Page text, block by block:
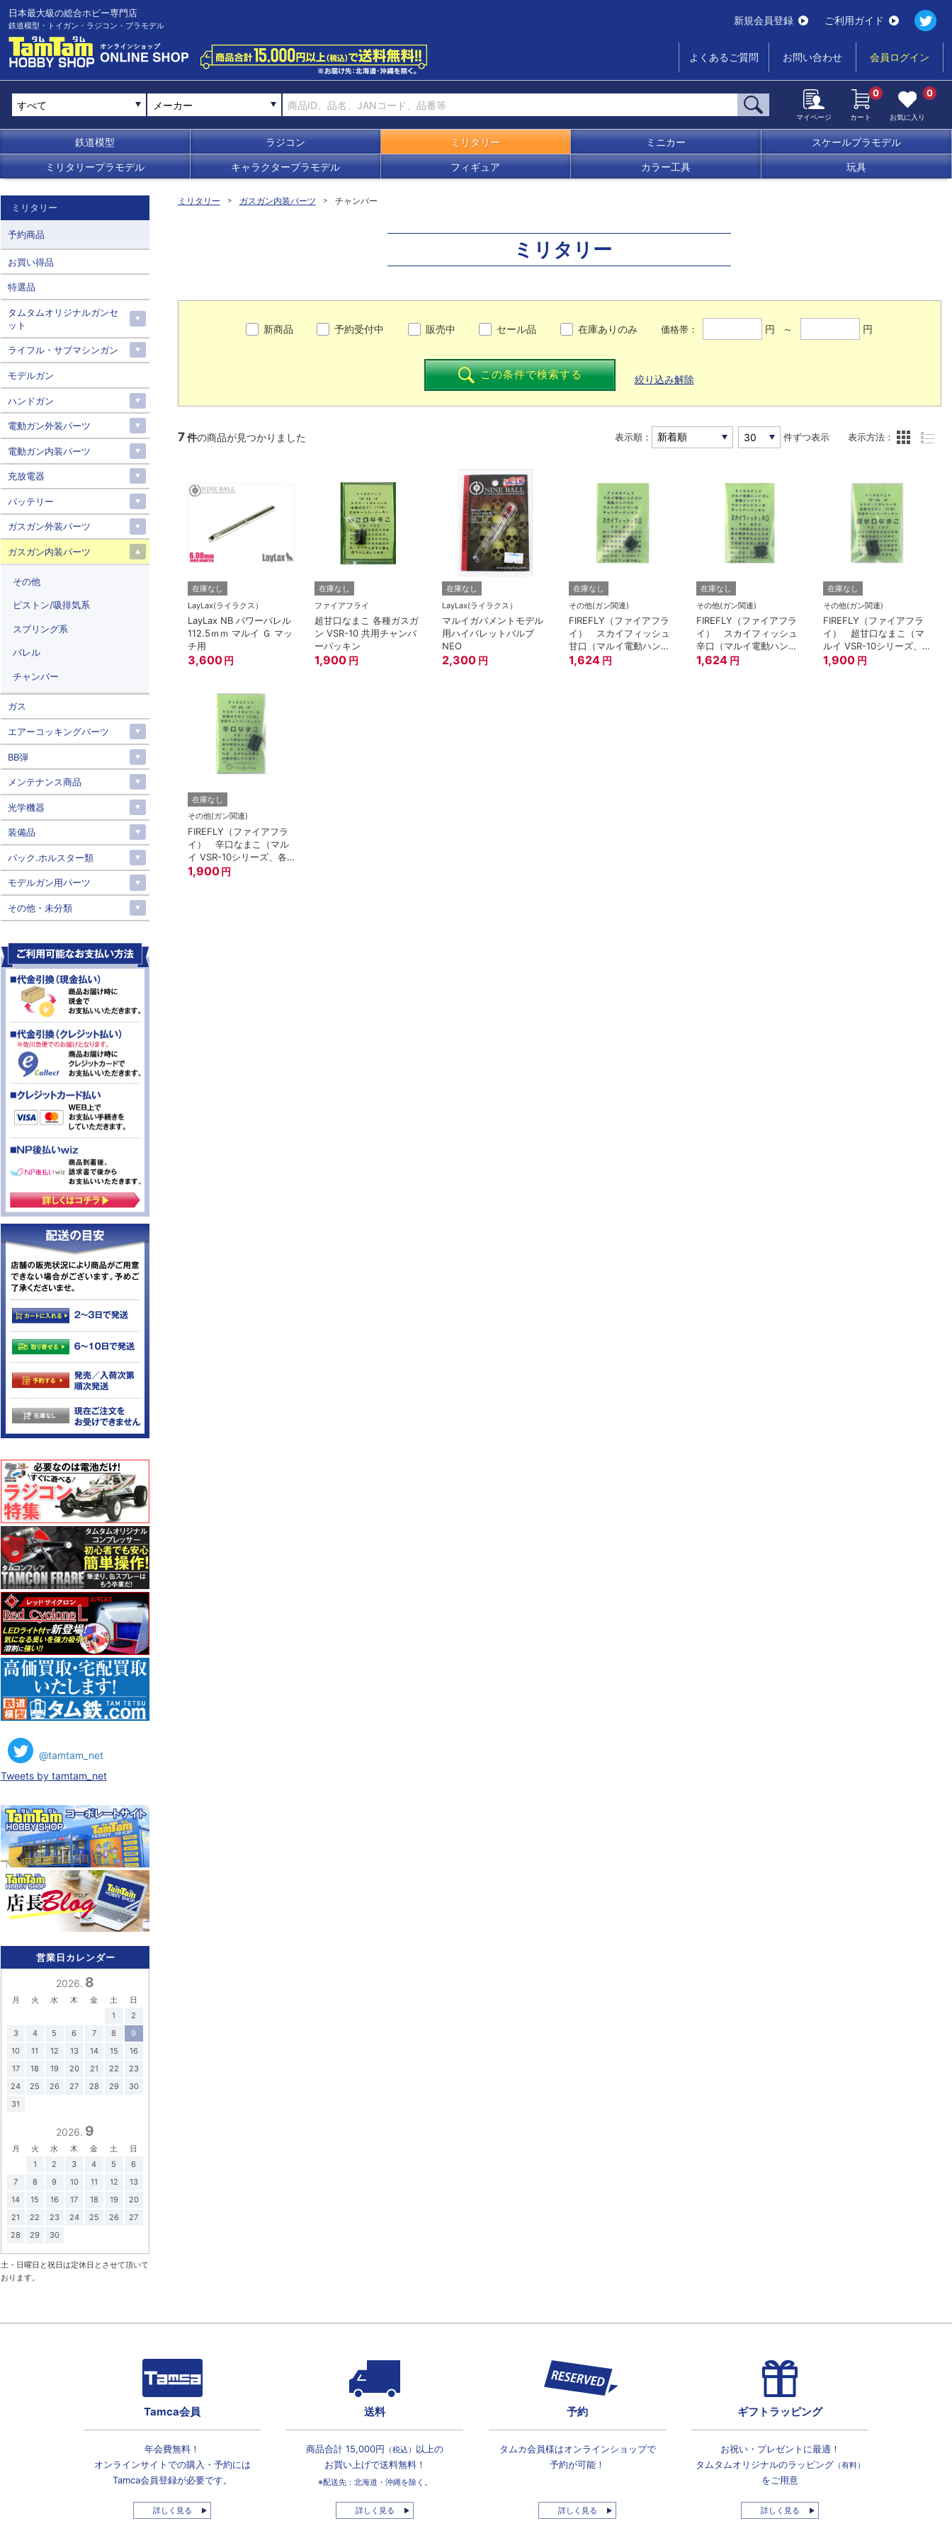
日本最大級の総合ホビー専門店
鉄道模型・トイガン・ラジコン・プラモデル 新規会員登録 ご利用ガイド
よくあるご質問 お問い合わせ 会員ログイン
メーカー
マイページ カート
0
お気に入り
0
鉄道模型 ラジコン ミリタリー ミニカー スケールプラモデル
ミリタリープラモデル キャラクタープラモデル フィギュア カラー工具 玩具
ミリタリー ガスガン内装パーツ チャンバー
ミリタリー
新商品 予約受付中 販売中 セール品 在庫ありのみ 価格帯： 円 ～ 円
この条件で検索する 絞り込み解除
7件の商品が見つかりました 表示順： 件ずつ表示 表示方法：
在庫なし
LayLax(ライラクス）
LayLax NB パワーバレル
112.5ｍｍ マルイ Ｇ マッ
チ用
3,600 円
在庫なし
ファイアフライ
超甘口なまこ 各種ガスガ
ン VSR-10 共用チャンバ
ーパッキン
1,900 円
在庫なし
LayLax(ライラクス）
マルイガバメントモデル
用ハイバレットバルブ
NEO
2,300 円
在庫なし
その他(ガン関連)
FIREFLY（ファイアフラ
イ） スカイフィッシュ
甘口（マルイ電動ハンド
ガン・電動コンパクトマ
1,624 円
在庫なし
その他(ガン関連)
FIREFLY（ファイアフラ
イ） スカイフィッシュ
辛口（マルイ電動ハンド
ガン・電動コンパクトマ
1,624 円
在庫なし
その他(ガン関連)
FIREFLY（ファイアフラ
イ） 超甘口なまこ（マ
ルイ VSR-10シリーズ、
各種ガスガン（92F除
1,900 円
在庫なし
その他(ガン関連)
FIREFLY（ファイアフラ
イ） 辛口なまこ（マル
イ VSR-10シリーズ、各
種ガスガン（92F除く）
1,900 円
ミリタリー
予約商品
お買い得品
特選品
タムタムオリジナルガンセ
ット
ライフル・サブマシンガン
モデルガン
ハンドガン
電動ガン外装パーツ
電動ガン内装パーツ
充放電器
バッテリー
ガスガン外装パーツ
ガスガン内装パーツ
その他
ピストン/吸排気系
スプリング系
バレル
チャンバー
ガス
エアーコッキングパーツ
BB弾
メンテナンス商品
光学機器
装備品
バック.ホルスター類
モデルガン用パーツ
その他・未分類
@tamtam_net
Tweets by tamtam_net
営業日カレンダー
2026. 8
月 火 水 木 金 土
日
1
2
3
4 5 6 7 8
9
10
11 12 13 14 15
16
17
18 19 20 21 22
23
24
25 26 27 28 29
30
31
2026. 9
月 火 水 木 金 土
日
1
2 3 4 5
6
7
8 9 10 11 12
13
14
15 16 17 18 19
20
21
22 23 24 25 26
27
28
29 30
土・日曜日と祝日は定休日とさせて頂いて
おります。
Tamca会員
年会費無料！
オンラインサイトでの購入・予約には
Tamca会員登録が必要です。
詳しく見る
送料
商品合計 15,000円 （税込） 以上の
お買い上げで送料無料！
※配送先：北海道・沖縄を除く。
詳しく見る
予約
タムカ会員様はオンラインショップで
予約が可能！
詳しく見る
ギフトラッピング
お祝い・プレゼントに最適！
タムタムオリジナルのラッピング （有料）
をご用意
詳しく見る